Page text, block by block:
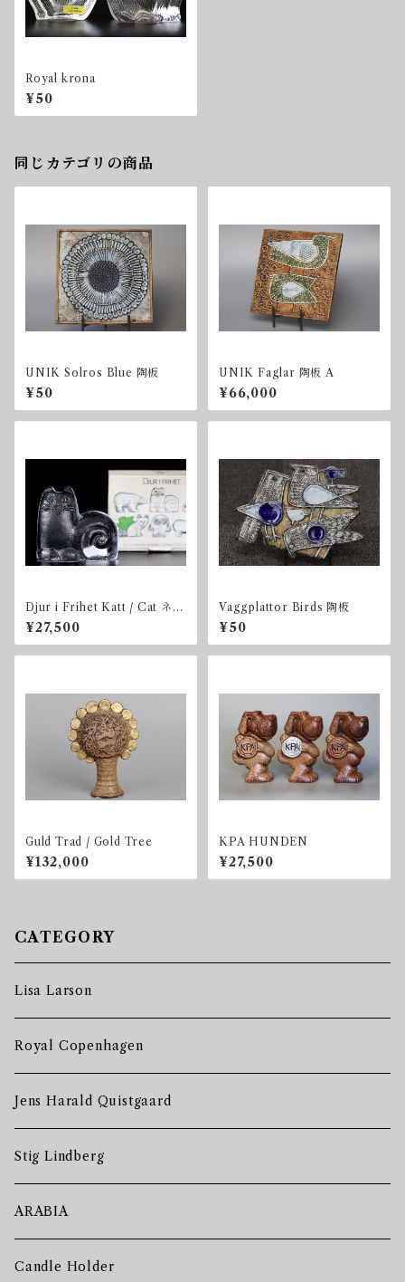
Royal krona
¥50
同じカテゴリの商品
UNIK Solros Blue 陶板
¥50
UNIK Faglar 陶板 A
¥66,000
Djur i Frihet Katt / Cat ネコ
BOX付き
¥27,500
Vaggplattor Birds 陶板
¥50
Guld Trad / Gold Tree
¥132,000
KPA HUNDEN
¥27,500
CATEGORY
Lisa Larson
Royal Copenhagen
Jens Harald Quistgaard
Stig Lindberg
ARABIA
Candle Holder